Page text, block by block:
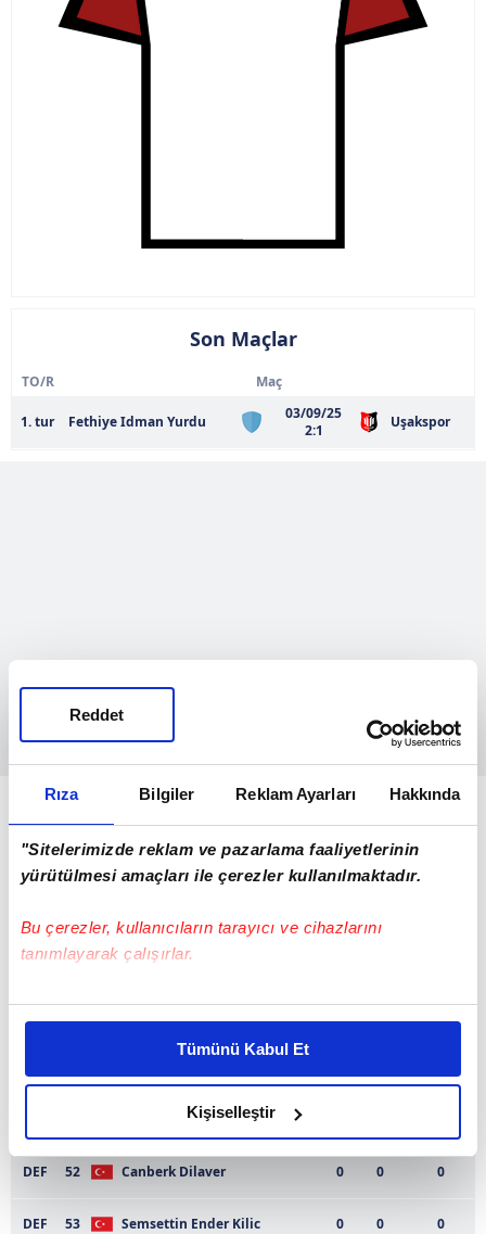
Rıza Bilgiler Reklam Ayarları Hakkında
"Sitelerimizde reklam ve pazarlama faaliyetlerinin
yürütülmesi amaçları ile çerezler kullanılmaktadır.
Bu çerezler, kullanıcıların tarayıcı ve cihazlarını
tanımlayarak çalışırlar.
Bu çerezlere izin vermeniz halinde sizlere özel
daha iyi reklam deneyimi yaşatabiliriz. Bunu yaparken
amacımızın size daha iyi bir reklam deneyimi sunmak
olduğunu ve sizlere en iyi içerikleri sunabilmek adına
elimizden gelen çabayı gösterdiğimizi ve bu noktada,
reklamların maliyetlerimizi karşılamak noktasında tek gelir
Tümünü Kabul Et
Kişiselleştir
Reddet
Son Maçlar
TO/R Maç
1. tur Fethiye Idman Yurdu
03/09/25
2:1
Uşakspor
Kadro Oyuncu Dk Goller
KAL 27 Yagizcan Akyurek
Mete Yildiz
DEF 52 Canberk Dilaver 0 0 0
DEF 53 Semsettin Ender Kilic 0 0 0